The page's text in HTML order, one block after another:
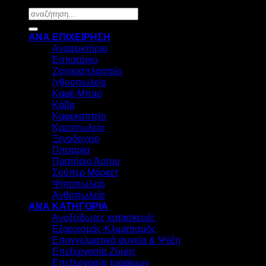
Αναζήτηση
για:
ΑΝΑ ΕΠΙΧΕΙΡΗΣΗ
Αναψυκτήριο
Εστιατόριο
Ζαχαροπλαστείο
Ιχθυοπωλείο
Καφέ-Μπαρ
Κάβα
Καφεκοπτείο
Κρεοπωλείο
Ξενοδοχείο
Πιτσαρία
Πρατήριο Άρτου
Σούπερ Μάρκετ
Ψητοπωλείο
Ανθοπωλείο
ΑΝΑ ΚΑΤΗΓΟΡΙΑ
Ανοξείδωτες κατασκευές
Εξαερισμός-Κλιματισμός
Επαγγελματικά ψυγεία & Ψύξη
Επεξεργασία Ζύμης
Επεξεργασία τροφίμων